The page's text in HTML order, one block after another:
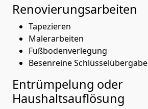
Renovierungsarbeiten
Tapezieren
Malerarbeiten
Fußbodenverlegung
Besenreine Schlüsselübergabe
Entrümpelung oder
Haushaltsauflösung